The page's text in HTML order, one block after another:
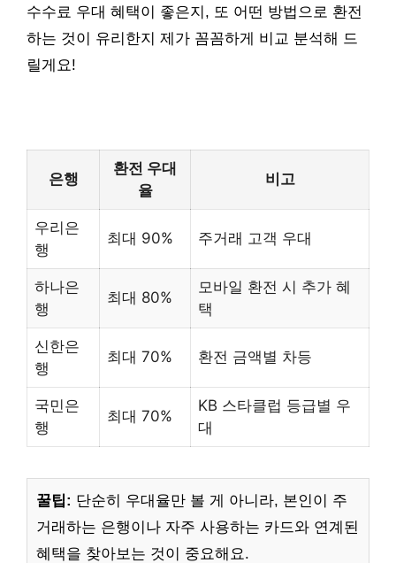
수수료 우대 혜택이 좋은지, 또 어떤 방법으로 환전
하는 것이 유리한지 제가 꼼꼼하게 비교 분석해 드
릴게요!
은행
환전 우대
율
비고
우리은
행
최대 90% 주거래 고객 우대
하나은
행
최대 80%
모바일 환전 시 추가 혜
택
신한은
행
최대 70% 환전 금액별 차등
국민은
행
최대 70%
KB 스타클럽 등급별 우
대
꿀팁: 단순히 우대율만 볼 게 아니라, 본인이 주
거래하는 은행이나 자주 사용하는 카드와 연계된
혜택을 찾아보는 것이 중요해요.